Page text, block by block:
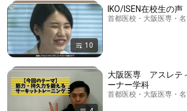
10
IKO/ISEN在校生の声
首都医校・大阪医専・名
大阪医専 アスレテ
ーナー学科
首都医校・大阪医専・名